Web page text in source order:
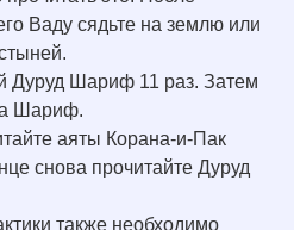
Ваду сядьте на землю или
Дуруд Шариф 11 раз. Затем
Шариф.
аяты Корана-и-Пак
снова прочитайте Дуруд
также необходимо